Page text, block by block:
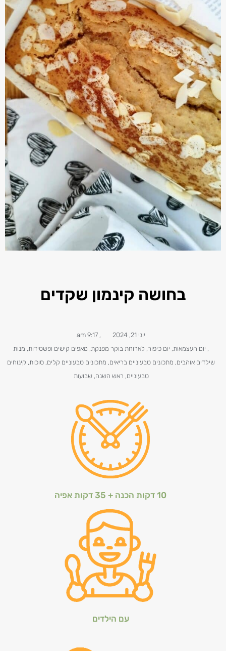
בחושה קינמון שקדים
יוני 21, 2024 ,
9:17 am
, יום העצמאות, יום כיפור, לארוחת בוקר מפנקת, מאפים קישים ופשטידות, מנות
שילדים אוהבים, מתכונים טבעוניים​ בריאים, מתכונים טבעוניים קלים, סוכות, קינוחים
טבעוניים, ראש השנה, שבועות
10 דקות הכנה + 35 דקות אפיה
עם הילדים